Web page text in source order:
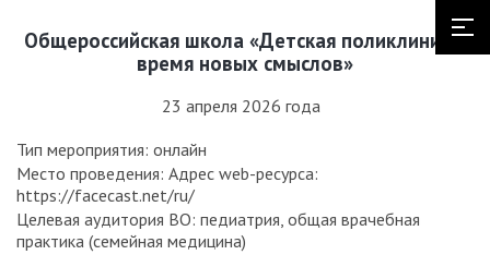
Общероссийская школа «Детская поликлиника:
время новых смыслов»
23 апреля 2026 года
Тип мероприятия: онлайн
Место проведения: Адрес web-ресурса:
https://facecast.net/ru/
Целевая аудитория ВО: педиатрия, общая врачебная
практика (семейная медицина)